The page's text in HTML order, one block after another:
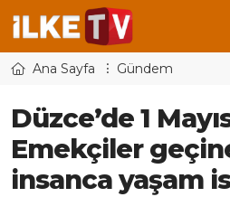
Ana Sayfa Gündem
Düzce’de 1
Emekçiler
insanca yaşam